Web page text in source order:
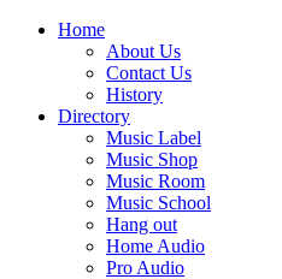
Home
About Us
Contact Us
History
Directory
Music Label
Music Shop
Music Room
Music School
Hang out
Home Audio
Pro Audio